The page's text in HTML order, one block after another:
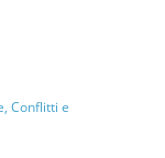
Conflitti e